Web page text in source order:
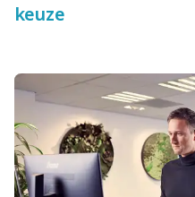
keuze